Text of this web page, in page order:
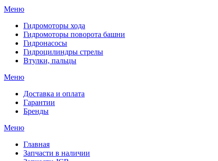
Меню
Гидромоторы хода
Гидромоторы поворота башни
Гидронасосы
Гидроцилиндры стрелы
Втулки, пальцы
Меню
Доставка и оплата
Гарантии
Бренды
Меню
Главная
Запчасти в наличии